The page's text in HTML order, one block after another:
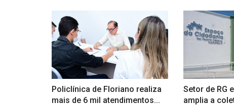
Policlínica de Floriano realiza
mais de 6 mil atendimentos...
Setor de RG
amplia a